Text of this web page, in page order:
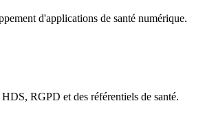
d'applications de santé numérique.
RGPD et des référentiels de santé.